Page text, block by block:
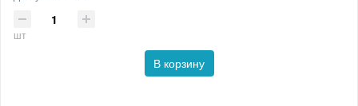
шт
В корзину